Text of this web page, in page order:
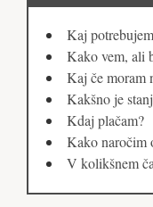
Kaj
Kako vem, ali
Kaj če moram
Kakšno je
Kdaj plačam?
Kako naročim
V kolikšnem